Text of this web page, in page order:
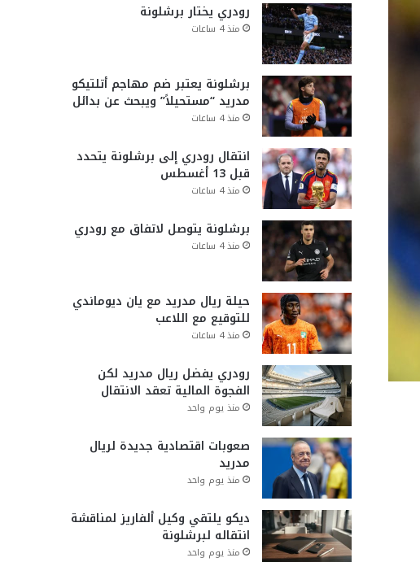
رودري يختار برشلونة
منذ 4 ساعات
برشلونة يعتبر ضم مهاجم أتلتيكو
مدريد “مستحيلاً” ويبحث عن بدائل
منذ 4 ساعات
انتقال رودري إلى برشلونة يتحدد
قبل 13 أغسطس
منذ 4 ساعات
برشلونة يتوصل لاتفاق مع رودري
منذ 4 ساعات
حيلة ريال مدريد مع يان ديوماندي
للتوقيع مع اللاعب
منذ 4 ساعات
رودري يفضل ريال مدريد لكن
الفجوة المالية تعقد الانتقال
منذ يوم واحد
صعوبات اقتصادية جديدة لريال
مدريد
منذ يوم واحد
ديكو يلتقي وكيل ألفاريز لمناقشة
انتقاله لبرشلونة
منذ يوم واحد